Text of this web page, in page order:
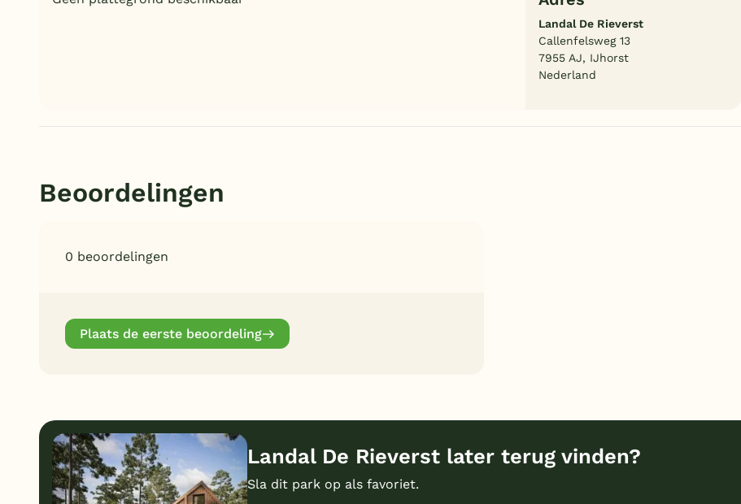
Landal De Rieverst
Callenfelsweg 13
7955 AJ, IJhorst
Nederland
Beoordelingen
0 beoordelingen
Plaats de eerste beoordeling
Landal De Rieverst later terug vinden?
Sla dit park op als favoriet.